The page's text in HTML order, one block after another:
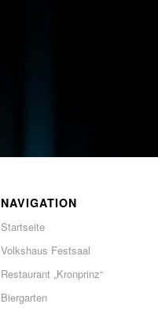
NAVIGATION
Startseite
Volkshaus Festsaal
Restaurant „Kronprinz“
Biergarten